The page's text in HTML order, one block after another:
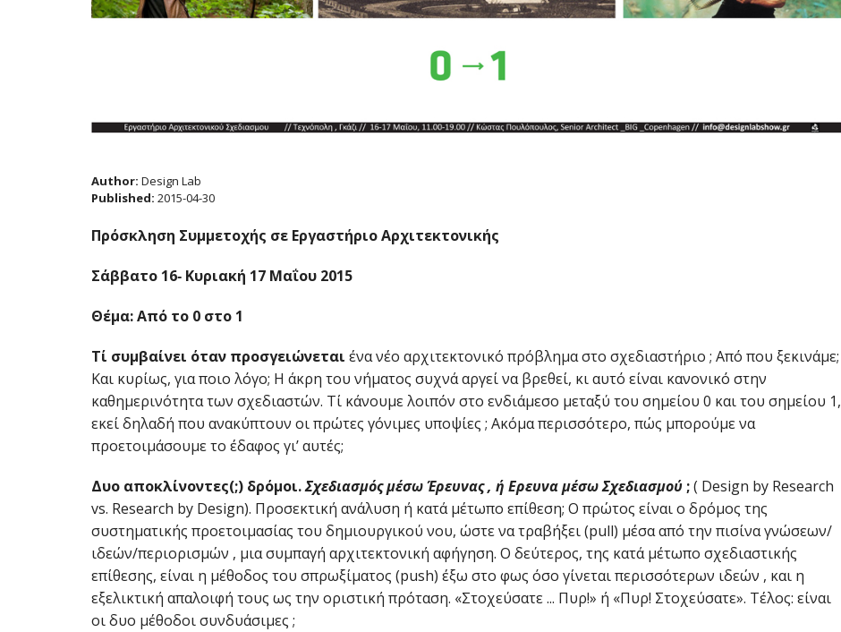
Author: Design Lab
Published: 2015-04-30
Πρόσκληση Συμμετοχής σε Εργαστήριο Αρχιτεκτονικής
Σάββατο 16‐ Κυριακή 17 Μαΐου 2015
Θέμα:Από το 0 στο 1
Τί συμβαίνει όταν προσγειώνεται ένα νέο αρχιτεκτονικό πρόβλημα στο σχεδιαστήριο ; Από που ξεκινάμε;
Και κυρίως, για ποιο λόγο; Η άκρη του νήματος συχνά αργεί να βρεθεί, κι αυτό είναι κανονικό στην
καθημερινότητα των σχεδιαστών. Τί κάνουμε λοιπόν στο ενδιάμεσο μεταξύ του σημείου 0 και του σημείου 1,
εκεί δηλαδή που ανακύπτουν οι πρώτες γόνιμες υποψίες ; Ακόμα περισσότερο, πώς μπορούμε να
προετοιμάσουμε το έδαφος γι’ αυτές;
Δυο αποκλίνοντες(;) δρόμοι.Σχεδιασμός μέσω Έρευνας , ή Ερευνα μέσω Σχεδιασμού ;( Design by Research
vs. Research by Design). Προσεκτική ανάλυση ή κατά μέτωπο επίθεση; Ο πρώτος είναι ο δρόμος της
συστηματικής προετοιμασίας του δημιουργικού νου, ώστε να τραβήξει (pull) μέσα από την πισίνα γνώσεων/
ιδεών/περιορισμών , μια συμπαγή αρχιτεκτονική αφήγηση. Ο δεύτερος, της κατά μέτωπο σχεδιαστικής
επίθεσης, είναι η μέθοδος του σπρωξίματος (push) έξω στο φως όσο γίνεται περισσότερων ιδεών , και η
εξελικτική απαλοιφή τους ως την οριστική πρόταση. «Στοχεύσατε ... Πυρ!» ή «Πυρ! Στοχεύσατε». Τέλος: είναι
οι δυο μέθοδοι συνδυάσιμες ;